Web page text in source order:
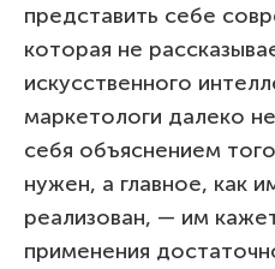
представить себе
которая не
искусственного
маркетологи далеко
себя объяснением
нужен, а главное, как
реализован, — им
применения